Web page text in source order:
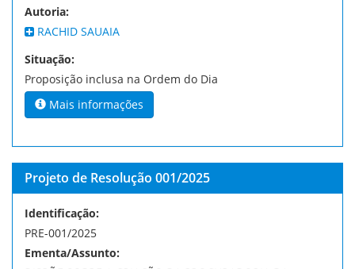
Autoria:
RACHID SAUAIA
Situação:
Proposição inclusa na Ordem do Dia
Mais informações
Projeto de Resolução 001/2025
Identificação:
PRE-001/2025
Ementa/Assunto: